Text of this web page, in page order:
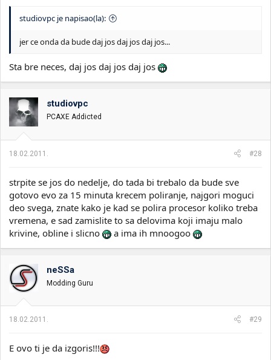
studiovpc je napisao(la):
jer ce onda da bude daj jos daj jos daj jos...
Sta bre neces, daj jos daj jos daj jos
studiovpc
PCAXE Addicted
18.02.2011. #28
strpite se jos do nedelje, do tada bi trebalo da bude sve
gotovo evo za 15 minuta krecem poliranje, najgori moguci
deo svega, znate kako je kad se polira procesor koliko treba
vremena, e sad zamislite to sa delovima koji imaju malo
krivine, obline i slicno
a ima ih mnoogoo
neSSa
Modding Guru
18.02.2011. #29
E ovo ti je da izgoris!!!